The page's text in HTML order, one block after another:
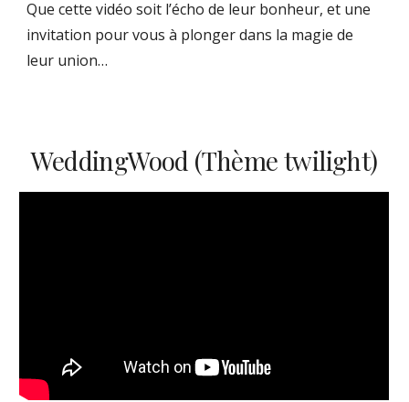
Que cette vidéo soit l’écho de leur bonheur, et une
invitation pour vous à plonger dans la magie de
leur union…
WeddingWood (Thème twilight)